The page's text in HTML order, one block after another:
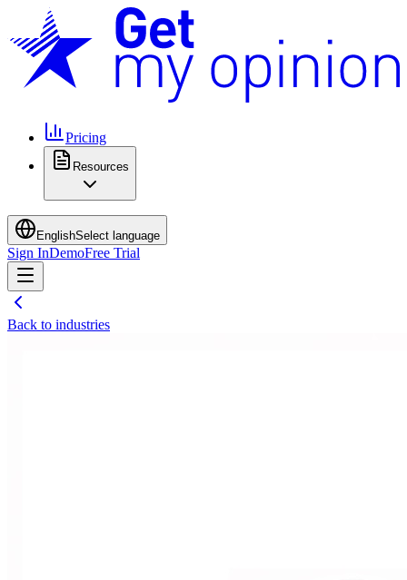
Pricing
Resources
EnglishSelect language
Sign InDemoFree Trial
Back to industries